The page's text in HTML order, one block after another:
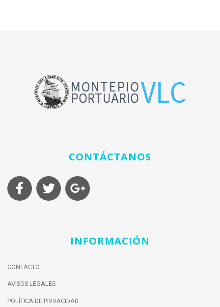
CONTÁCTANOS
INFORMACIÓN
CONTACTO
AVISOS LEGALES
POLÍTICA DE PRIVACIDAD